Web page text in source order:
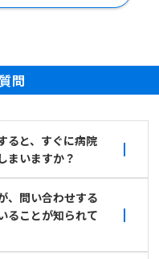
問
ると、すぐに病院
まいますか？
、問い合わせする
ることが知られて